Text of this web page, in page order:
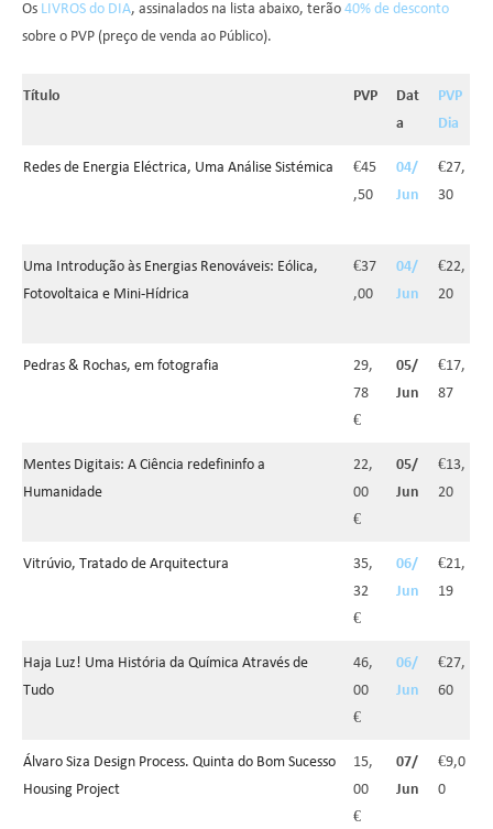
Os LIVROS do DIA, assinalados na lista abaixo, terão 40% de desconto
sobre o PVP (preço de venda ao Público).
Título PVP
Dat
a
PVP
Dia
Redes de Energia Eléctrica, Uma Análise Sistémica
€45
,50
04/
Jun
€27,
30
Uma Introdução às Energias Renováveis: Eólica,
Fotovoltaica e Mini-Hídrica
€37
,00
04/
Jun
€22,
20
Pedras & Rochas, em fotografia
29,
78
€
05/
Jun
€17,
87
Mentes Digitais: A Ciência redefininfo a
Humanidade
22,
00
€
05/
Jun
€13,
20
Vitrúvio, Tratado de Arquitectura
35,
32
€
06/
Jun
€21,
19
Haja Luz! Uma História da Química Através de
Tudo
46,
00
€
06/
Jun
€27,
60
Álvaro Siza Design Process. Quinta do Bom Sucesso
Housing Project
15,
00
€
07/
Jun
€9,0
0